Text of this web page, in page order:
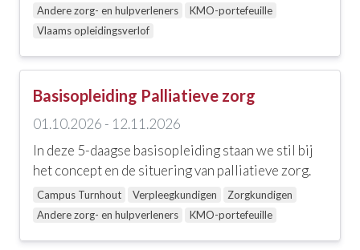
Zorgtechniek, wondzorg en andere skills
EHBO en levensreddend handelen
Palliatieve zorgen
Alle doelgroepen
Andere zorg- en hulpverleners
Begeleiders van kinderen
Andere zorg- en hulpverleners
KMO-portefeuille
Vlaams opleidingsverlof
Basisopleiding Palliatieve zorg
01.10.2026 - 12.11.2026
In deze 5-daagse basisopleiding staan we stil bij
het concept en de situering van palliatieve zorg.
Campus Turnhout Verpleegkundigen
Zorgkundigen
Andere zorg- en hulpverleners
KMO-portefeuille